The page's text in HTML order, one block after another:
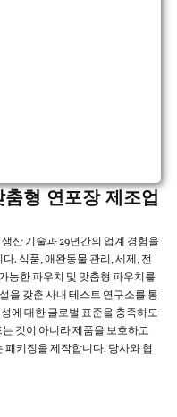
형 연포장 제조업
산 기술과 29년간의 업계 경험을
. 식품, 애완동물 관리, 세제, 전
능한 파우치 및 맞춤형 파우치를
을 갖춘 사내 테스트 연구소를 통
에 대한 글로벌 표준을 충족하도
것이 아니라 제품을 보호하고
키징을 제작합니다. 당사와 협